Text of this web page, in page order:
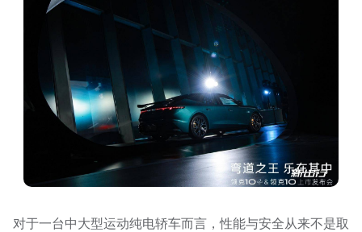
对于一台中大型运动纯电轿车而言，性能与安全从来不是取